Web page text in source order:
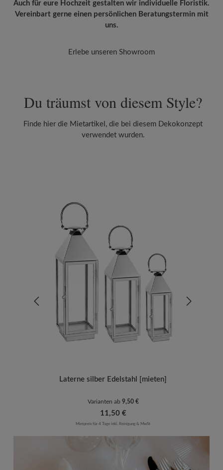
Auch für eure Hochzeit gestalten wir individuelle Floristik.
Vereinbart gerne einen persönlichen Beratungstermin mit
uns.
Erlebe unseren Showroom
Du träumst von diesem Style?
Finde hier die Mietartikel, die bei diesem Dekokonzept
verwendet wurden.
Laterne silber Edelstahl [mieten]
Varianten ab 9,50 €
Regulärer Preis:
11,50 €
Mietpreis für 4 Tage inkl. Reinigung & MwSt